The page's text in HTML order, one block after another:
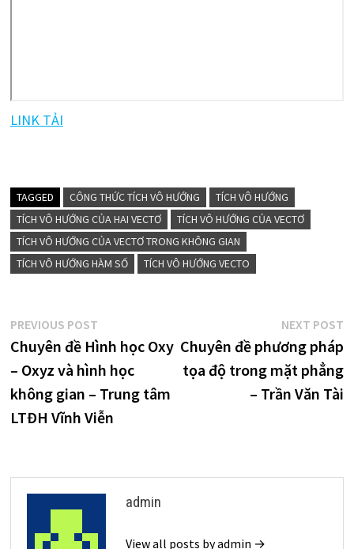
LINK TẢI
TAGGED CÔNG THỨC TÍCH VÔ HƯỚNG
TÍCH VÔ HƯỚNG
TÍCH VÔ HƯỚNG CỦA HAI VECTƠ
TÍCH VÔ HƯỚNG CỦA VECTƠ
TÍCH VÔ HƯỚNG CỦA VECTƠ TRONG KHÔNG GIAN
TÍCH VÔ HƯỚNG HÀM SỐ
TÍCH VÔ HƯỚNG VECTO
Điều
hướng
bài
viết
PREVIOUS POSTPrevious
post:
Chuyên đề Hình học Oxy
– Oxyz và hình học
không gian – Trung tâm
LTĐH Vĩnh Viễn
NEXT POST
Chuyên đề phương pháp
tọa độ trong mặt phẳng
– Trần Văn Tài
admin
View all posts by admin →